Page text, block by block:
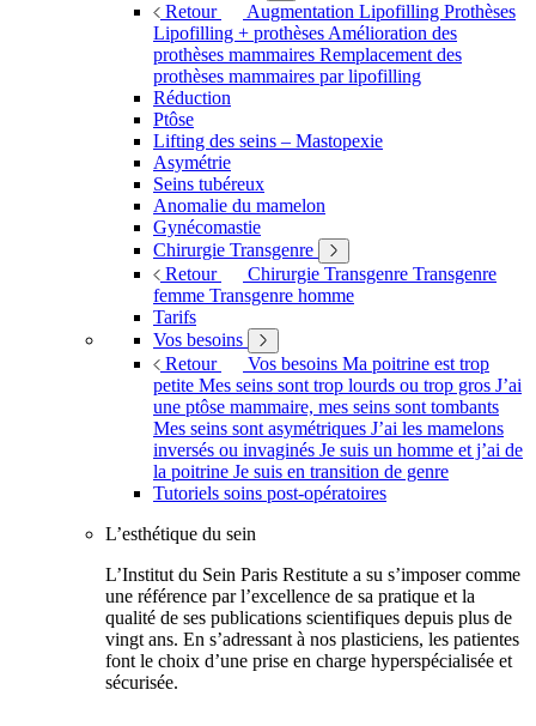
Retour
Augmentation Lipofilling Prothèses
Lipofilling + prothèses Amélioration des
prothèses mammaires Remplacement des
prothèses mammaires par lipofilling
Réduction
Ptôse
Lifting des seins – Mastopexie
Asymétrie
Seins tubéreux
Anomalie du mamelon
Gynécomastie
Chirurgie Transgenre
Retour
Chirurgie Transgenre Transgenre
femme Transgenre homme
Tarifs
Vos besoins
Retour
Vos besoins Ma poitrine est trop
petite Mes seins sont trop lourds ou trop gros J’ai
une ptôse mammaire, mes seins sont tombants
Mes seins sont asymétriques J’ai les mamelons
inversés ou invaginés Je suis un homme et j’ai de
la poitrine Je suis en transition de genre
Tutoriels soins post-opératoires
L’esthétique du sein
L’Institut du Sein Paris Restitute a su s’imposer comme
une référence par l’excellence de sa pratique et la
qualité de ses publications scientifiques depuis plus de
vingt ans. En s’adressant à nos plasticiens, les patientes
font le choix d’une prise en charge hyperspécialisée et
sécurisée.